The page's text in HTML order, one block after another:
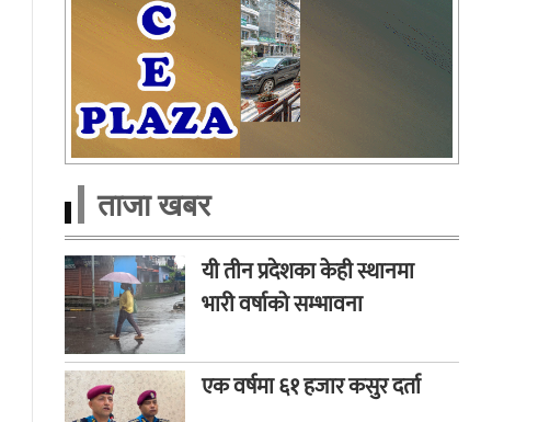
ताजा खबर
यी तीन प्रदेशका केही स्थानमा
भारी वर्षाको सम्भावना
एक वर्षमा ६१ हजार कसुर दर्ता